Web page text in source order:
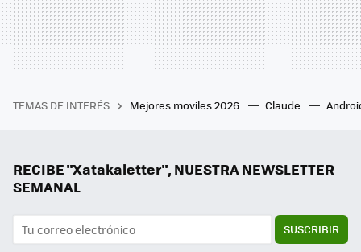
TEMAS DE INTERÉS Mejores moviles 2026 Claude
RECIBE "Xatakaletter", NUESTRA NEWSLETTER
SEMANAL
SUSCRIBIR